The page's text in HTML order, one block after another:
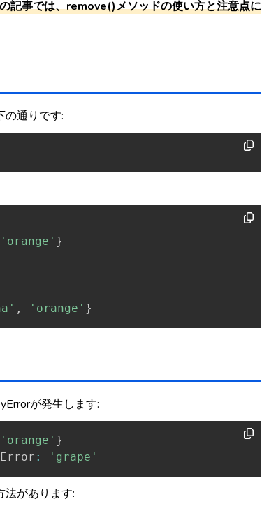
記事では、remove()メソッドの使い方と注意点に
の通りです:
'orange' }
, 'orange' }
が発生します:
'orange' }
: 'grape'
があります: